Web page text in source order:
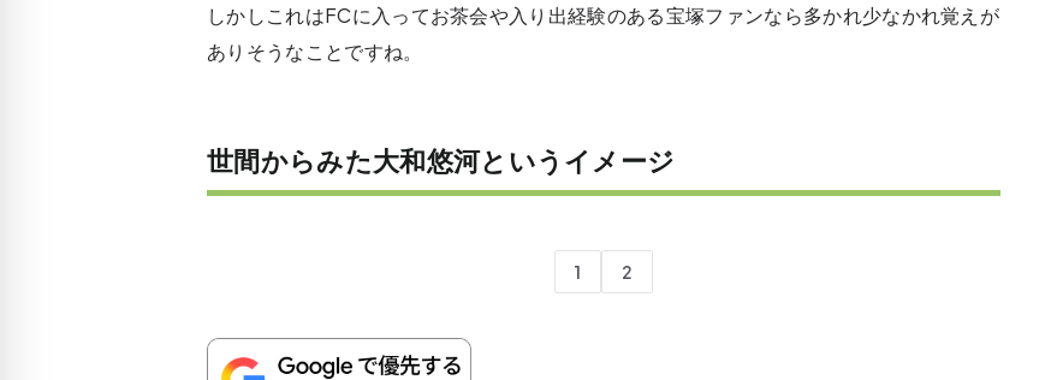
しかしこれはFCに入ってお茶会や入り出経験のある宝塚ファンなら多かれ少なかれ覚えが
ありそうなことですね。
世間からみた大和悠河というイメージ
1 2